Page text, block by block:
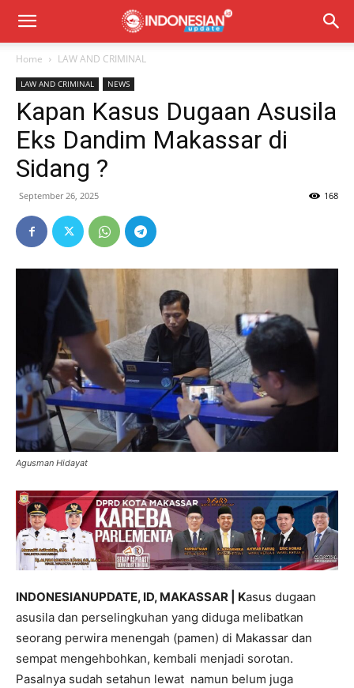
Home LAW AND CRIMINAL
LAW AND CRIMINAL NEWS
Kapan Kasus Dugaan Asusila
Eks Dandim Makassar di
Sidang ?
September 26, 2025 168
Agusman Hidayat
INDONESIANUPDATE, ID, MAKASSAR | Kasus dugaan
asusila dan perselingkuhan yang diduga melibatkan
seorang perwira menengah (pamen) di Makassar dan
sempat mengehbohkan, kembali menjadi sorotan.
Pasalnya sudah setahun lewat namun belum juga